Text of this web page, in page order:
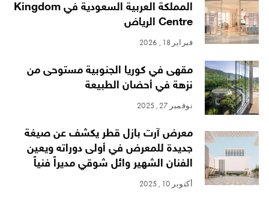
المملكة العربية السعودية في Kingdom
Centre الرياض
فبراير 18, 2026
مقهى في كوريا الجنوبية مستوحى من
نزهة في أحضان الطبيعة
نوفمبر 27, 2025
معرض آرت بازل قطر يكشف عن صيغة
جديدة للمعرض في أولى دوراته ويعين
الفنان الشهير وائل شوقي مديراً فنياً
أكتوبر 10, 2025